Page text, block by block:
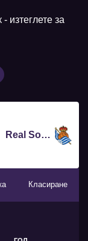
изтеглете за
Real Sociedad
Класиране